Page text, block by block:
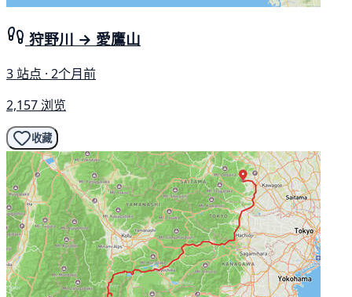
狩野川 → 愛鷹山
3 站点 · 2个月前
2,157 浏览
收藏